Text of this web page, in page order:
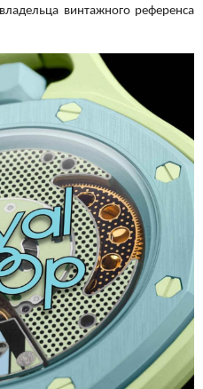
винтажного референса